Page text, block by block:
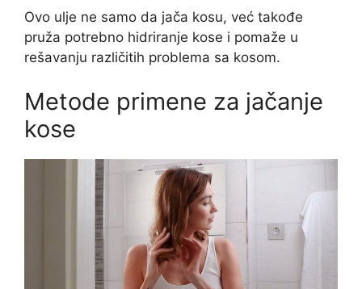
Ovo ulje ne samo da jača kosu, već takođe
pruža potrebno hidriranje kose i pomaže u
rešavanju različitih problema sa kosom.
Metode primene za jačanje
kose